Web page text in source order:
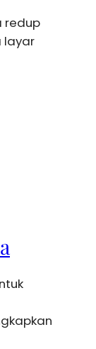
redup
layar